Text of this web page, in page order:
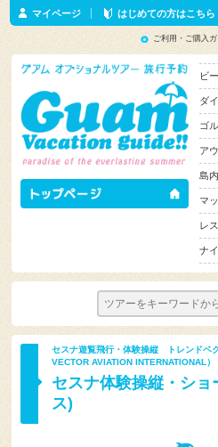
マイページ はじめての方はこちら
ご利用・ご購入
ビ
ダ
ゴ
ア
島
マ
レ
ナ
セスナ遊覧飛行・体験操縦 トレンドベ
VECTOR AVIATION INTERNATIONAL）
セスナ体験操縦・シ
ス)